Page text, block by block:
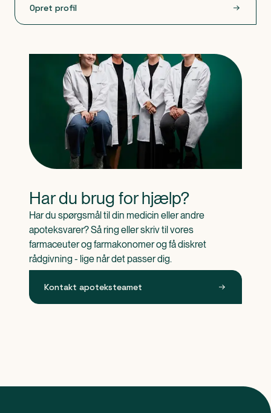
Opret profil
Har du brug for hjælp?
Har du spørgsmål til din medicin eller andre
apoteksvarer? Så ring eller skriv til vores
farmaceuter og farmakonomer og få diskret
rådgivning - lige når det passer dig.
Kontakt apoteksteamet